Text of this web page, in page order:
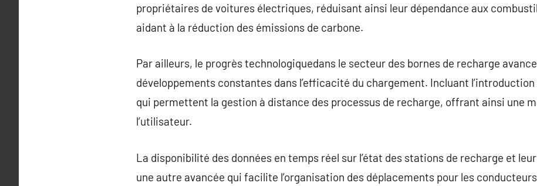
propriétaires de voitures électriques, réduisant ainsi leur dépendance aux
aidant à la réduction des émissions de carbone.
Par ailleurs, le progrès technologiquedans le secteur des bornes de recharge
développements constantes dans l’efficacité du chargement. Incluant
qui permettent la gestion à distance des processus de recharge, offrant ainsi une
l’utilisateur.
La disponibilité des données en temps réel sur l’état des stations de recharge et
une autre avancée qui facilite l’organisation des déplacements pour les